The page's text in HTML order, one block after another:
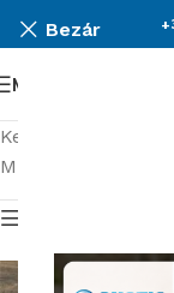
Bezár
Menü
Kezdőlap
Mind a(z) 3 találat